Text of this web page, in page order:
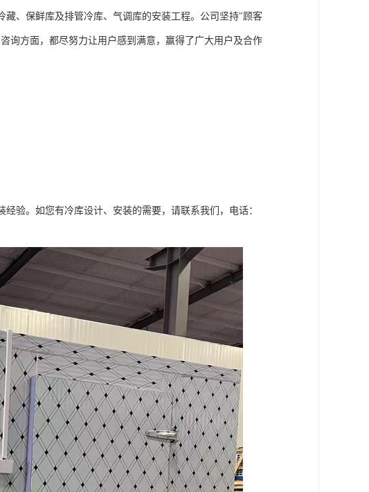
、保鲜库及排管冷库、气调库的安装工程。公司坚持"顾客
询方面，都尽努力让用户感到满意，赢得了广大用户及合作
验。如您有冷库设计、安装的需要，请联系我们，电话：